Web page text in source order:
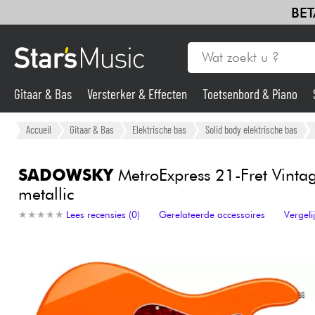
Gitaar & Bas
Synths & samplers
Microfoon
Viool & Quatuor
Gitaar & Bas Versterker & Effecten Toetsenbord & Piano
Accueil Gitaar & Bas Elektrische bas Solid body elektrische bas
SADOWSKYMetroExpress 21-Fret
metallic
★ ★ ★ ★ ★
★ ★ ★ ★ ★ Lees recensies (0) Gerelateerde accessoires